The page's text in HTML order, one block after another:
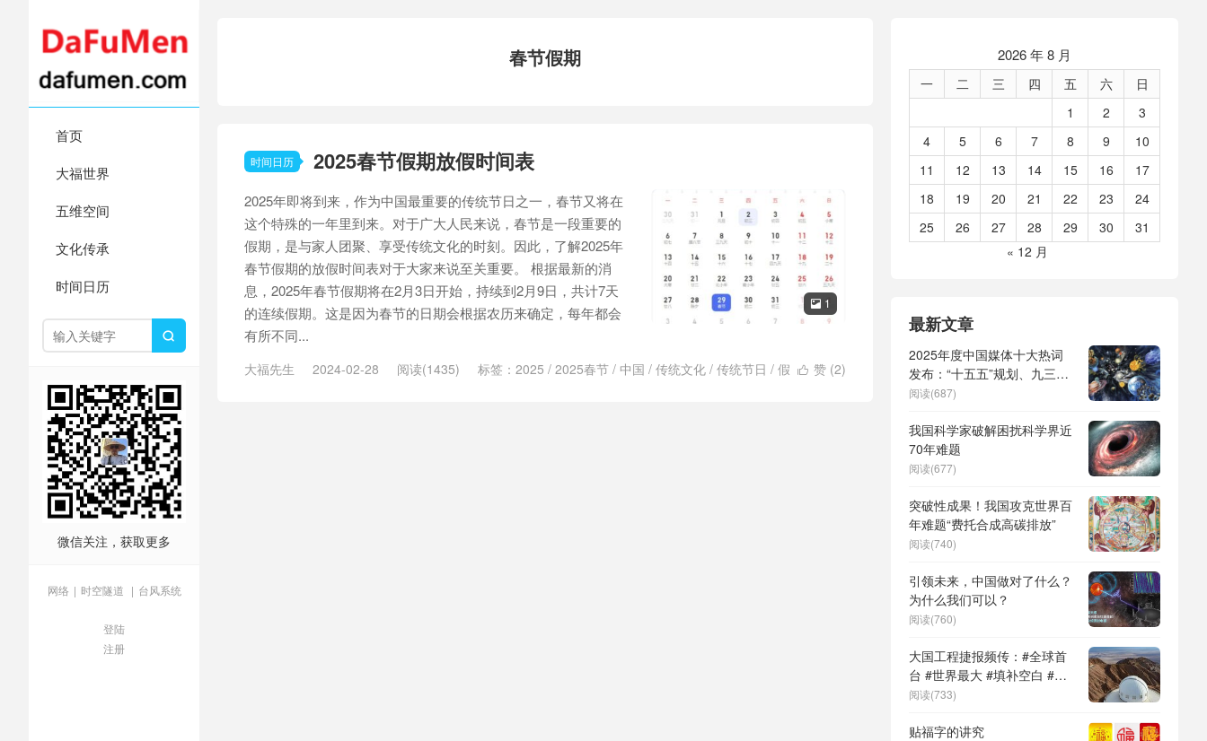
首页
大福世界
五维空间
文化传承
时间日历

微信关注，获取更多
网络 | 时空隧道 | 台风系统
登陆
注册
春节假期
时间日历 2025春节假期放假时间表
 1
2025年即将到来，作为中国最重要的传统节日之一，春节又将在
这个特殊的一年里到来。对于广大人民来说，春节是一段重要的
假期，是与家人团聚、享受传统文化的时刻。因此，了解2025年
春节假期的放假时间表对于大家来说至关重要。 根据最新的消
息，2025年春节假期将在2月3日开始，持续到2月9日，共计7天
的连续假期。这是因为春节的日期会根据农历来确定，每年都会
有所不同...
 赞 (2)
大福先生 2024-02-28 阅读(1435) 标签： 2025 / 2025春节 / 中国 / 传统文化 / 传统节日 / 假
2026 年 8 月
一 二 三 四 五 六
日
1
2
3
4
5 6 7 8 9
10
11
12 13 14 15 16
17
18
19 20 21 22 23
24
25
26 27 28 29 30
31
« 12 月
最新文章
2025年度中国媒体十大热词
发布：“十五五”规划、九三阅
兵、全球治理倡议、
形机器人、苏超、票根经济、
育儿补贴、科学素养、网络生
态治理
阅读(687)
我国科学家破解困扰科学界近
70年难题
阅读(677)
突破性成果！我国攻克世界百
年难题“费托合成高碳排放”
阅读(740)
引领未来，中国做对了什么？
为什么我们可以？
阅读(760)
大国工程捷报频传：#全球首
台 #世界最大 #填补空白 #突
破关键节点
阅读(733)
贴福字的讲究